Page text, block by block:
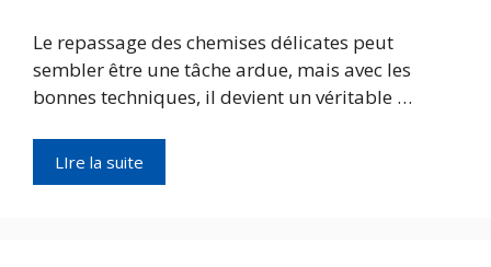
Le repassage des chemises délicates peut
sembler être une tâche ardue, mais avec les
bonnes techniques, il devient un véritable …
LIre la suite